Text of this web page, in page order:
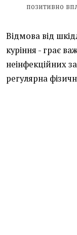
позитивно
Відмова від
куріння - грає
неінфекційних
регулярна